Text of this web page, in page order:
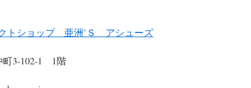
クトショップ 亜洲’Ｓ アシューズ
町3-102-1 1階